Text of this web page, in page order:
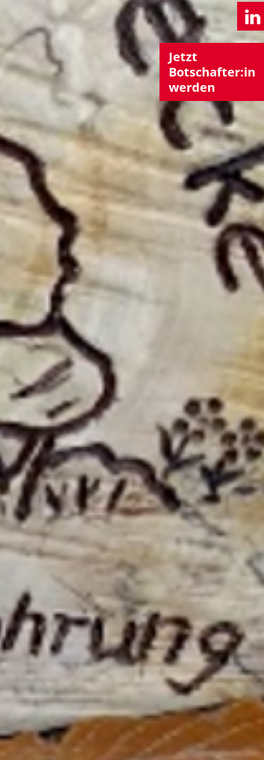
Jetzt
Botschafter:in
werden